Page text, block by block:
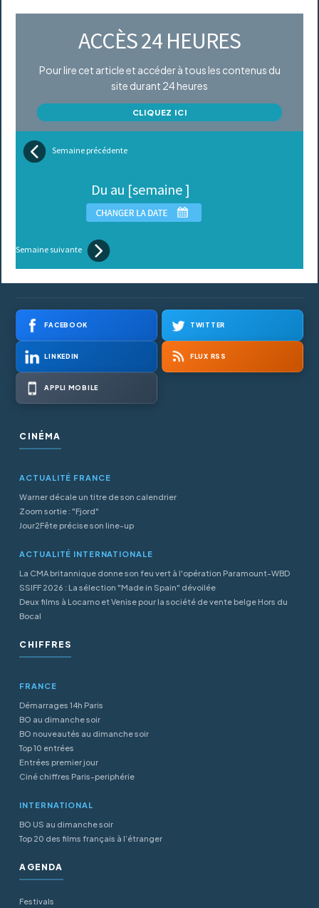
ACCÈS 24 HEURES
Pour lire cet article et accéder à tous les contenus du
site durant 24 heures
CLIQUEZ ICI
Semaine précédente
Du au [semaine ]
Semaine suivante
FACEBOOK TWITTER
LINKEDIN FLUX RSS
APPLI MOBILE
CINÉMA
ACTUALITÉ FRANCE
Warner décale un titre de son calendrier
Zoom sortie : "Fjord"
Jour2Fête précise son line-up
ACTUALITÉ INTERNATIONALE
La CMA britannique donne son feu vert à l'opération Paramount-WBD
SSIFF 2026 : La sélection "Made in Spain" dévoilée
Deux films à Locarno et Venise pour la société de vente belge Hors du
Bocal
CHIFFRES
FRANCE
Démarrages 14h Paris
BO au dimanche soir
BO nouveautés au dimanche soir
Top 10 entrées
Entrées premier jour
Ciné chiffres Paris-periphérie
INTERNATIONAL
BO US au dimanche soir
Top 20 des films français à l’étranger
AGENDA
Festivals